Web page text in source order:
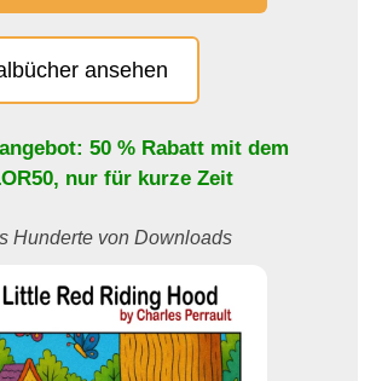
ansehen
50 % Rabatt mit dem
, nur für kurze Zeit
Hunderte von Downloads